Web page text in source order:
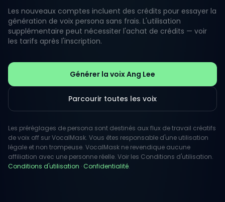
Avec un parcours imprégné de narration, la voix
d'Ang incarne une riche tapisserie culturelle qui
résonne auprès de divers publics. Que ce soit pour
narrer un conte épique ou fournir un aperçu des
une impression durable.
Les nouveaux comptes incluent des crédits pour essayer la
génération de voix persona sans frais. L'utilisation
supplémentaire peut nécessiter l'achat de crédits — voir
les tarifs après l'inscription.
Générer la voix Ang Lee
Parcourir toutes les voix
Les préréglages de persona sont destinés aux flux de travail créatifs
de voix off sur VocalMask. Vous êtes responsable d'une utilisation
légale et non trompeuse. VocalMask ne revendique aucune
affiliation avec une personne réelle. Voir les Conditions d'utilisation.
Conditions d'utilisation ·Confidentialité.